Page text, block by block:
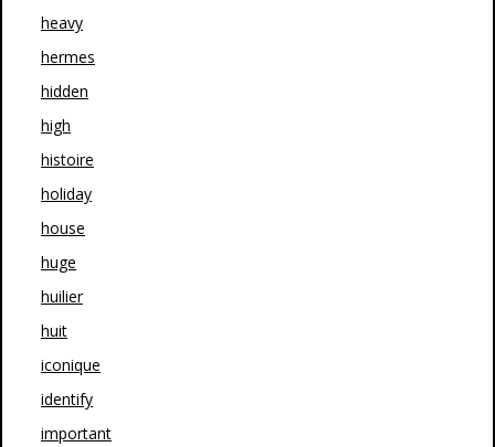
heavy
hermes
hidden
high
histoire
holiday
house
huge
huilier
huit
iconique
identify
important